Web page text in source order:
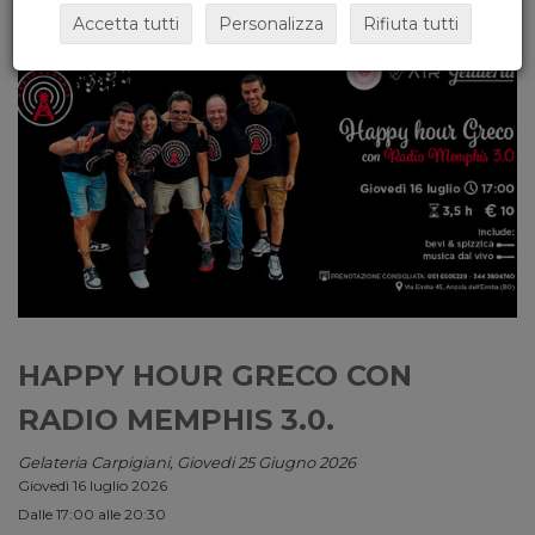
HAPPY HOUR GRECO CON
RADIO MEMPHIS 3.0.
Gelateria Carpigiani, Giovedi 25 Giugno 2026
Giovedì 16 luglio 2026
Dalle 17:00 alle 20:30
Accetta tutti Personalizza Rifiuta tutti